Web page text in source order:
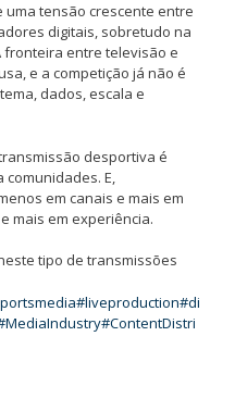
uma tensão crescente entre
digitais, sobretudo na
fronteira entre televisão e
e a competição já não é
dados, escala e
desportiva é
E,
em canais e mais em
mais em experiência.
tipo de transmissões
#liveproduction#di
#ContentDistri